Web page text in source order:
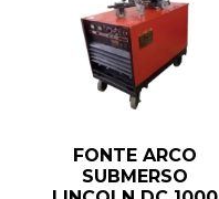
FONTE ARCO
SUBMERSO